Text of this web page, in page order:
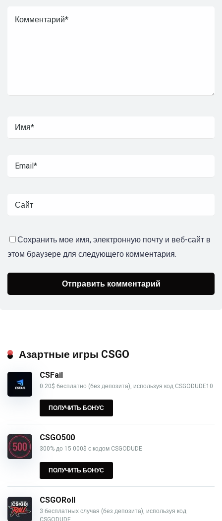
Сохранить мое имя, электронную почту и веб-сайт в
этом браузере для следующего комментария.
Азартные игры CSGO
CSFail
0.20$ бесплатно (без депозита), используя код CSGODUDE10
ПОЛУЧИТЬ БОНУС
CSGO500
300% до 15 000$ с кодом CSGODUDE
ПОЛУЧИТЬ БОНУС
CSGORoll
3 бесплатных случая (без депозита), используя код
CSGODUDE